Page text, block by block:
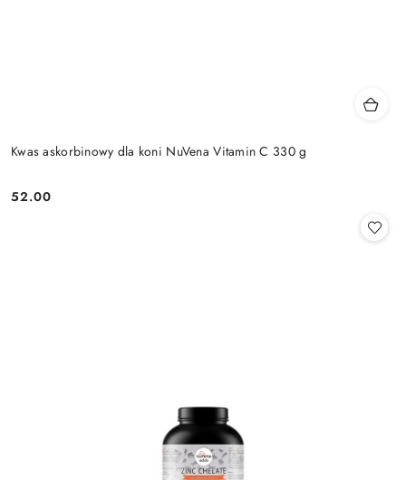
Kwas askorbinowy dla koni NuVena Vitamin C 330 g
Cena:
52.00